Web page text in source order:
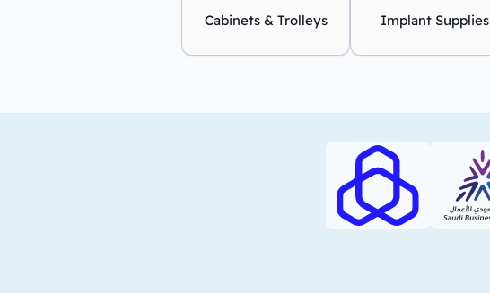
Implant Supplies
Cabinets & Trolleys
SBC
RAJHI (PDF)